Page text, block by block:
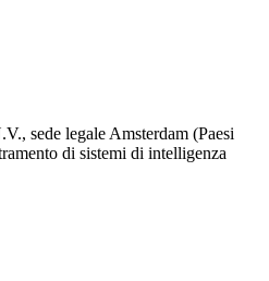
sede legale Amsterdam (Paesi
di sistemi di intelligenza